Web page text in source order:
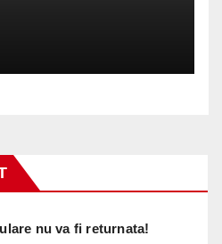
nu va fi returnata!